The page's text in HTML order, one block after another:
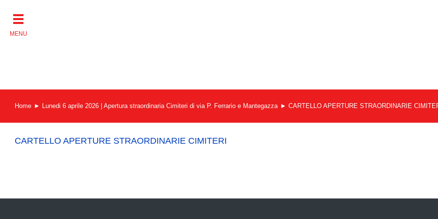
contenuto
Home Lunedi 6 aprile 2026 | Apertura straordinaria Cimiteri di via P. Ferrario e Mantegazza CARTELLO APERTURE STRAORDINARIE
CARTELLO APERTURE STRAORDINARIE CIMITERI